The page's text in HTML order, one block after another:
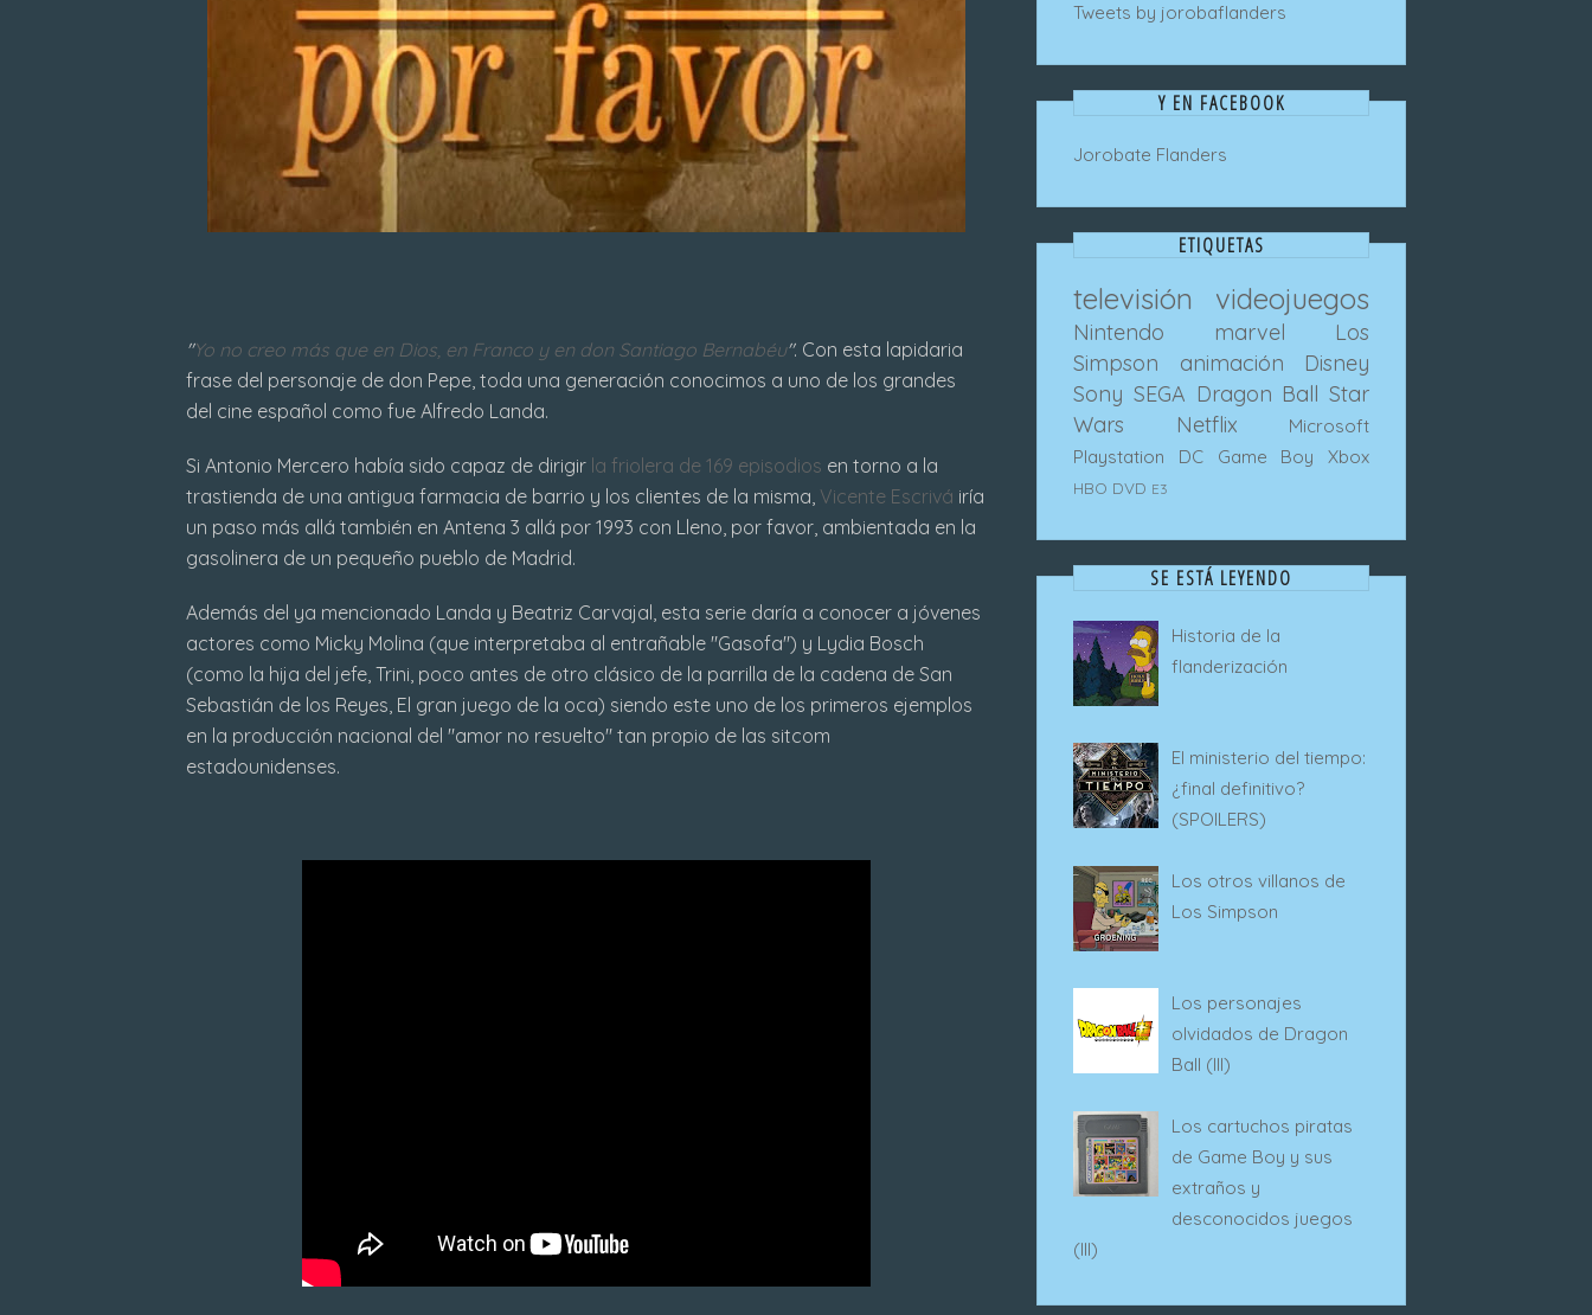
"Yo no creo más que en Dios, en Franco y en don Santiago Bernabéu". Con esta lapidaria
frase del personaje de don Pepe, toda una generación conocimos a uno de los grandes
del cine español como fue Alfredo Landa.
Si Antonio Mercero había sido capaz de dirigir la friolera de 169 episodios en torno a la
trastienda de una antigua farmacia de barrio y los clientes de la misma, Vicente Escrivá iría
un paso más allá también en Antena 3 allá por 1993 con Lleno, por favor, ambientada en la
gasolinera de un pequeño pueblo de Madrid.
Además del ya mencionado Landa y Beatriz Carvajal, esta serie daría a conocer a jóvenes
actores como Micky Molina (que interpretaba al entrañable "Gasofa") y Lydia Bosch
(como la hija del jefe, Trini, poco antes de otro clásico de la parrilla de la cadena de San
Sebastián de los Reyes, El gran juego de la oca) siendo este uno de los primeros ejemplos
en la producción nacional del "amor no resuelto" tan propio de las sitcom
estadounidenses.
Tweets by jorobaflanders
Y EN FACEBOOK
Jorobate Flanders
ETIQUETAS
televisión videojuegos
Nintendo marvel
Los
Simpson
animación
Disney
Sony SEGA Dragon Ball Star
Wars
Netflix
Microsoft
Playstation
DC Game Boy Xbox
HBO DVD E3
SE ESTÁ LEYENDO
Historia de la
flanderización
El ministerio del tiempo:
¿final definitivo?
(SPOILERS)
Los otros villanos de
Los Simpson
Los personajes
olvidados de Dragon
Ball (III)
Los cartuchos piratas
de Game Boy y sus
extraños y
desconocidos juegos
(III)